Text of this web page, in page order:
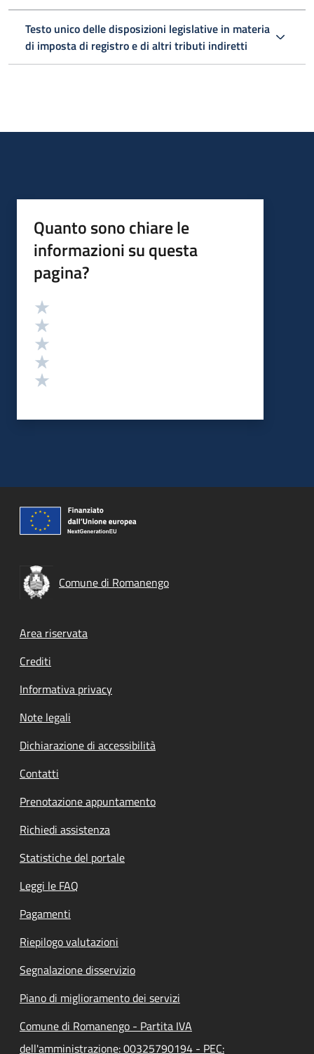
Testo unico delle disposizioni legislative in materia
di imposta di registro e di altri tributi indiretti
Quanto sono chiare le
informazioni su questa
pagina?
Valutazione
Comune di Romanengo
Footer menu
Area riservata
Crediti
Informativa privacy
Note legali
Dichiarazione di accessibilità
Contatti
Prenotazione appuntamento
Richiedi assistenza
Statistiche del portale
Leggi le FAQ
Pagamenti
Riepilogo valutazioni
Segnalazione disservizio
Piano di miglioramento dei servizi
Comune di Romanengo - Partita IVA
dell'amministrazione: 00325790194 - PEC: